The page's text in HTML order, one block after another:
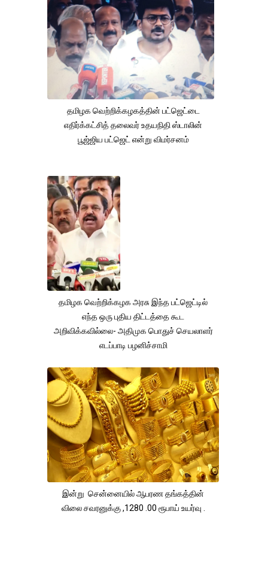
தமிழக வெற்றிக்கழகத்தின் பட்ஜெட்டை
எதிர்க்கட்சித் தலைவர் உதயநிதி ஸ்டாலின்
பூஜ்ஜிய பட்ஜெட் என்று விமர்சனம்
தமிழக வெற்றிக்கழக அரசு இந்த பட்ஜெட்டில்
எந்த ஒரு புதிய திட்டத்தை கூட
அறிவிக்கவில்லை- அதிமுக பொதுச் செயலாளர்
எடப்பாடி பழனிச்சாமி
இன்று சென்னையில் ஆபரண தங்கத்தின்
விலை சவரனுக்கு ,1280 .00 ரூபாய் உயர்வு .